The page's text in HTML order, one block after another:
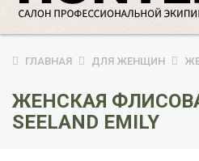
ГЛАВНАЯ ДЛЯ ЖЕНЩИН
ЖЕНСКАЯ
SEELAND EMILY